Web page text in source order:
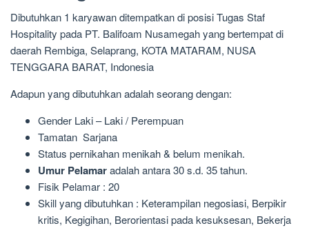
Dibutuhkan 1 karyawan ditempatkan di posisi Tugas Staf
Hospitality pada PT. Balifoam Nusamegah yang bertempat di
daerah Rembiga, Selaprang, KOTA MATARAM, NUSA
TENGGARA BARAT, Indonesia
Adapun yang dibutuhkan adalah seorang dengan:
Gender Laki – Laki / Perempuan
Tamatan Sarjana
Status pernikahan menikah & belum menikah.
Umur Pelamaradalah antara 30 s.d. 35 tahun.
Fisik Pelamar : 20
Skill yang dibutuhkan : Keterampilan negosiasi, Berpikir
kritis, Kegigihan, Berorientasi pada kesuksesan, Bekerja